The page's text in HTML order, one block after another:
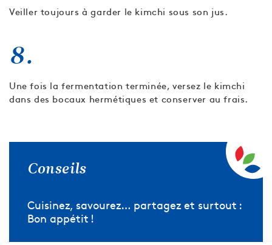
Veiller toujours à garder le kimchi sous son jus.
8.
Une fois la fermentation terminée, versez le kimchi
dans des bocaux hermétiques et conserver au frais.
Conseils
Cuisinez, savourez… partagez et surtout :
Bon appétit !